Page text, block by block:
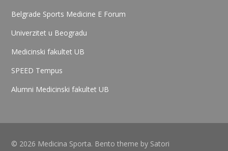
Belgrade Sports Medicine E Forum
Univerzitet u Beogradu
Medicinski fakultet UB
SPEED Tempus
Alumni Medicinski fakultet UB
© 2026 Medicina Sporta. Bento theme by Satori